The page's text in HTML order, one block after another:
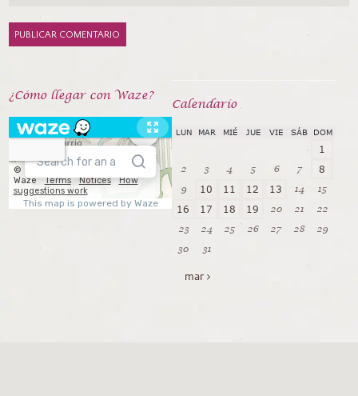
¿Cómo llegar con Waze?
Calendarío
LUN MAR MIÉ JUE VIE SÁB DOM
1
2 3 4 5 6 7 8
9 10 11 12 13 14 15
16 17 18 19 20 21
22
23
24 25 26 27 28
29
30
31
mar